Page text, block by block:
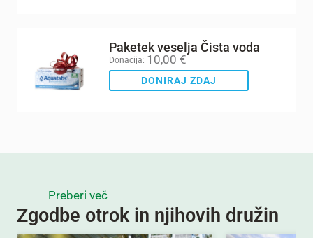
Paketek veselja Čista voda
Donacija: 10,00 €
DONIRAJ ZDAJ
Preberi več
Zgodbe otrok in njihovih družin